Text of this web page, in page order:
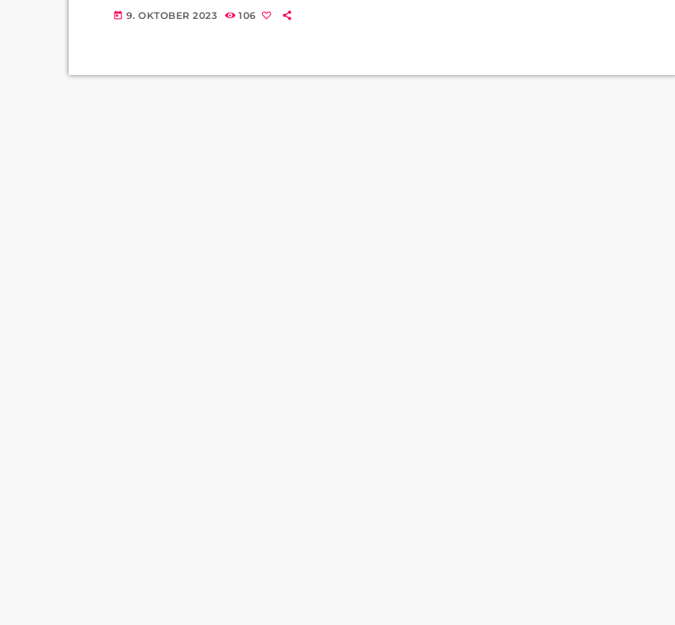
gaben beeindruckende 63 Prozent an, mit ihrer Arbeit zufrieden oder sogar glücklich zu sein.
today 9. OKTOBER 2023 106